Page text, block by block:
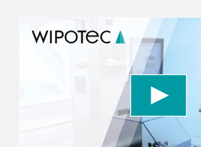
We need your consent to load
We use a third party service to
content that may collect data
Please review the details and
to watch this video.